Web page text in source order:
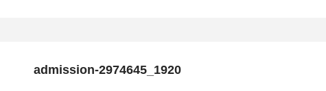
admission-2974645_1920